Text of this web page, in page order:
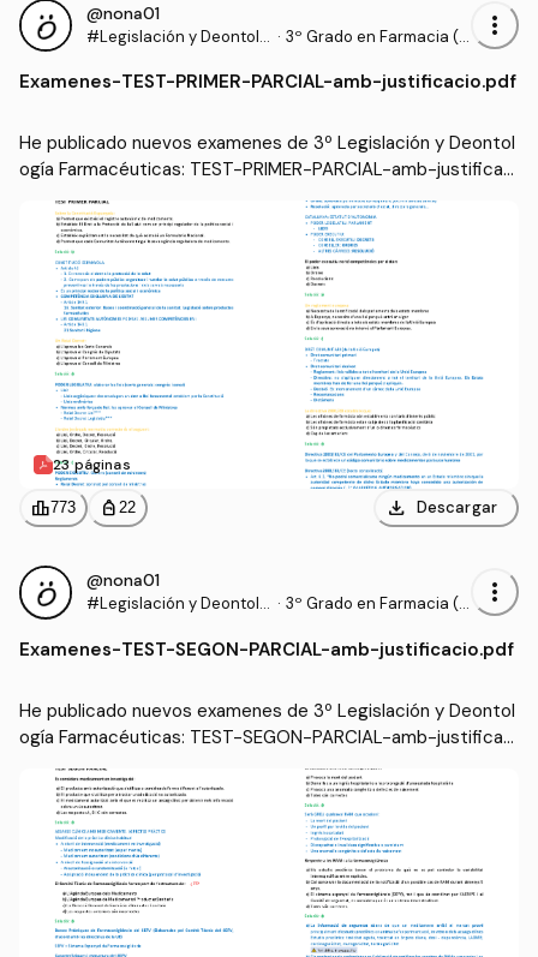
@nona01
#Legislación y Deontolo · 3º Grado en Farmacia (U
more_vert
Examenes-TEST-PRIMER-PARCIAL-amb-justificacio.pdf
He publicado nuevos examenes de 3º Legislación y Deontol
ogía Farmacéuticas: TEST-PRIMER-PARCIAL-amb-justificaci
o.pdf
23 páginas
leaderboard773 personal_bag 22 download Descargar
@nona01
#Legislación y Deontolo · 3º Grado en Farmacia (U
more_vert
Examenes-TEST-SEGON-PARCIAL-amb-justificacio.pdf
He publicado nuevos examenes de 3º Legislación y Deontol
ogía Farmacéuticas: TEST-SEGON-PARCIAL-amb-justificaci
o.pdf